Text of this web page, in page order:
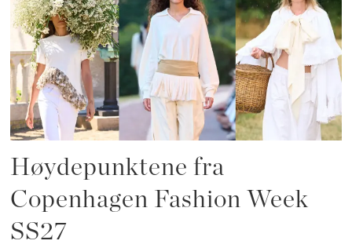
Høydepunktene fra
Copenhagen Fashion Week
SS27